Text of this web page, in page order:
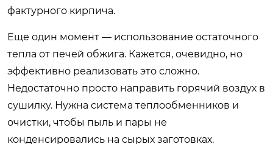
фактурного кирпича.
Еще один момент — использование остаточного
тепла от печей обжига. Кажется, очевидно, но
эффективно реализовать это сложно.
Недостаточно просто направить горячий воздух в
сушилку. Нужна система теплообменников и
очистки, чтобы пыль и пары не
конденсировались на сырых заготовках.